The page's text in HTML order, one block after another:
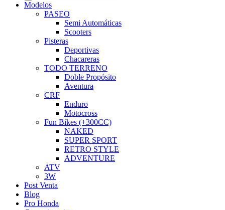
Modelos
PASEO
Semi Automáticas
Scooters
Pisteras
Deportivas
Chacareras
TODO TERRENO
Doble Propósito
Aventura
CRF
Enduro
Motocross
Fun Bikes (+300CC)
NAKED
SUPER SPORT
RETRO STYLE
ADVENTURE
ATV
3W
Post Venta
Blog
Pro Honda